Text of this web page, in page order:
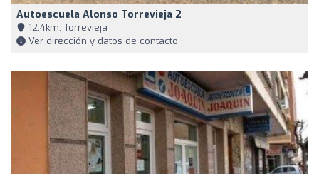
Autoescuela Alonso Torrevieja 2
12,4km, Torrevieja
Ver dirección y datos de contacto